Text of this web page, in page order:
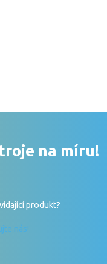
na míru!
produkt?
nás!